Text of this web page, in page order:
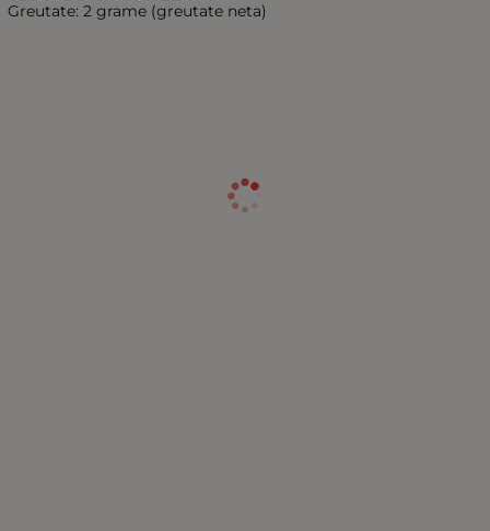
Greutate: 2 grame (greutate neta)